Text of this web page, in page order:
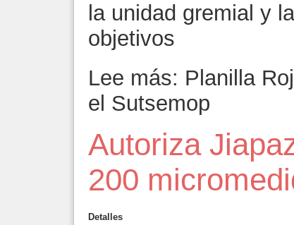
la unidad gremial y
objetivos
Lee más: Planilla
el Sutsemop
Autoriza
200
Detalles